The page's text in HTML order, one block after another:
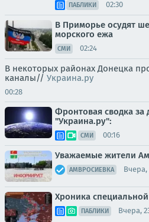
ПАБЛИКИ 02:30
В Приморье осудят
морского ежа
СМИ 02:24
В некоторых районах Донецка
каналы// Украина.ру
00:28
Фронтовая сводка за
"Украина.ру":
СМИ 00:16
Уважаемые жители
АМВРОСИЕВКА Вчера,
Хроника
ПАБЛИКИ Вчера,